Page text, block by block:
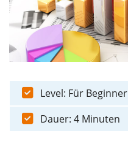
Level: Für Beginner
Dauer: 4 Minuten